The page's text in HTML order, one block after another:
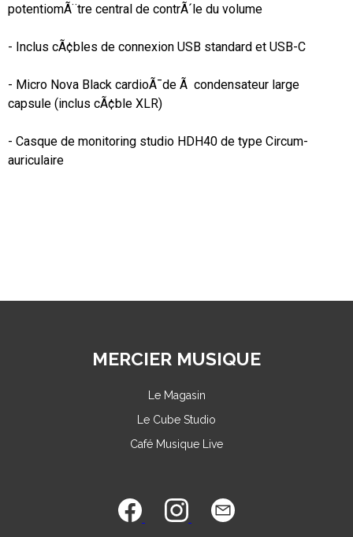
potentiomÃ¨tre central de contrÃ´le du volume
- Inclus cÃ¢bles de connexion USB standard et USB-C
- Micro Nova Black cardioÃ¯de Ã  condensateur large
capsule (inclus cÃ¢ble XLR)
- Casque de monitoring studio HDH40 de type Circum-
auriculaire
MERCIER MUSIQUE
Le Magasin
Le Cube Studio
Café Musique Live